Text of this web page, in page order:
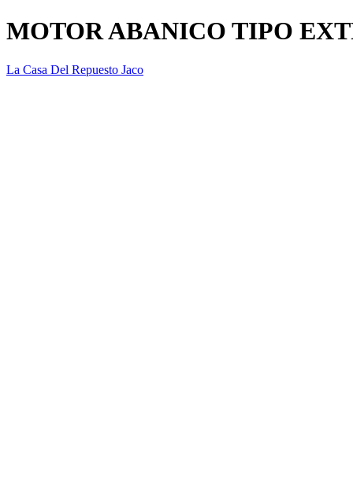
MOTOR ABANICO TIPO
La Casa Del Repuesto Jaco